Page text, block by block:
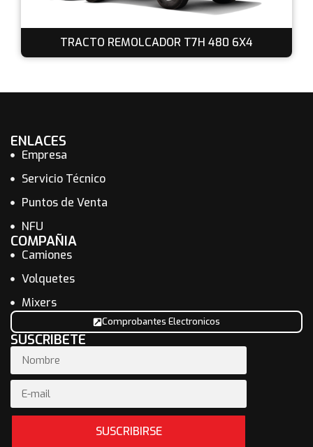
TRACTO REMOLCADOR T7H 480 6X4
COMPAÑIA
Camiones
Volquetes
Mixers
Comprobantes Electronicos
ENLACES
Empresa
Servicio Técnico
Puntos de Venta
NFU
SUSCRIBETE
SUSCRIBIRSE